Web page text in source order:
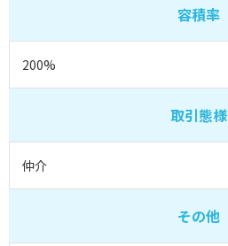
容積率
200%
取引態様
仲介
その他